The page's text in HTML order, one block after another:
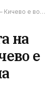
финална фаза
на
е